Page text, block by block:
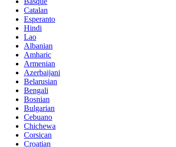
Catalan
Esperanto
Hindi
Lao
Albanian
Amharic
Armenian
Azerbaijani
Belarusian
Bengali
Bosnian
Bulgarian
Cebuano
Chichewa
Corsican
Croatian